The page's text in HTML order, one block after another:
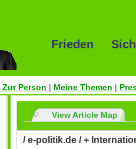
Frieden
Zur Person | Meine Themen |
View Article Map
/ e-politik.de / +